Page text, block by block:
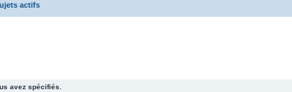
actifs
avez spécifiés.